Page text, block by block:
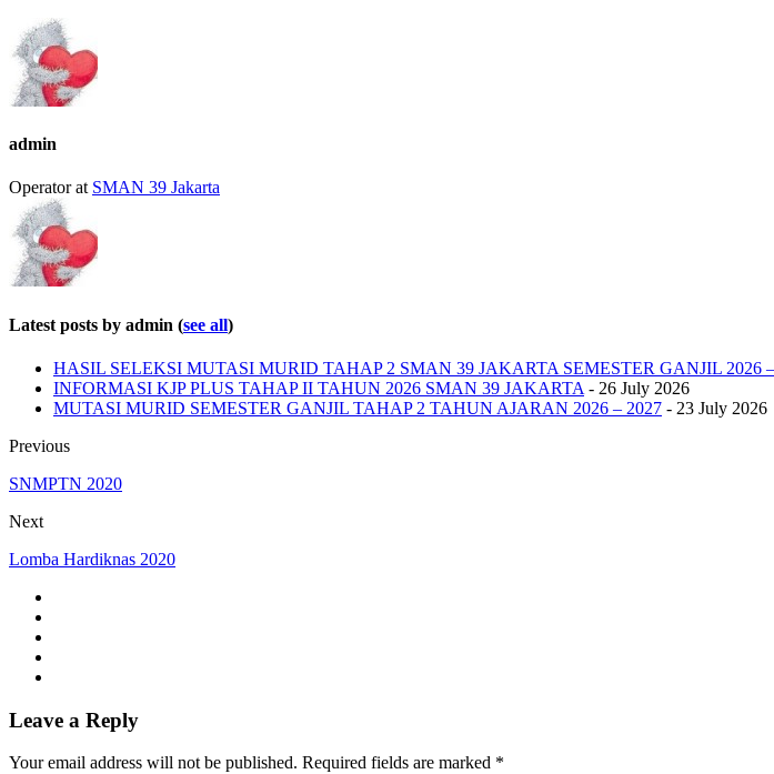
admin
Operatorat SMAN 39 Jakarta
Latest posts by admin (see all)
HASIL SELEKSI MUTASI MURID TAHAP 2 SMAN 39 JAKARTA SEMESTER GANJIL 2026
INFORMASI KJP PLUS TAHAP II TAHUN 2026 SMAN 39 JAKARTA - 26 July 2026
MUTASI MURID SEMESTER GANJIL TAHAP 2 TAHUN AJARAN 2026 – 2027 - 23 July 2026
Previous
SNMPTN 2020
Next
Lomba Hardiknas 2020
Leave a Reply
Your email address will not be published. Required fields are marked *